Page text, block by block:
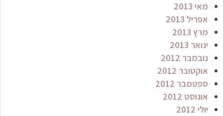
מאי 2013
אפריל 2013
מרץ 2013
ינואר 2013
נובמבר 2012
אוקטובר 2012
ספטמבר 2012
אוגוסט 2012
יולי 2012